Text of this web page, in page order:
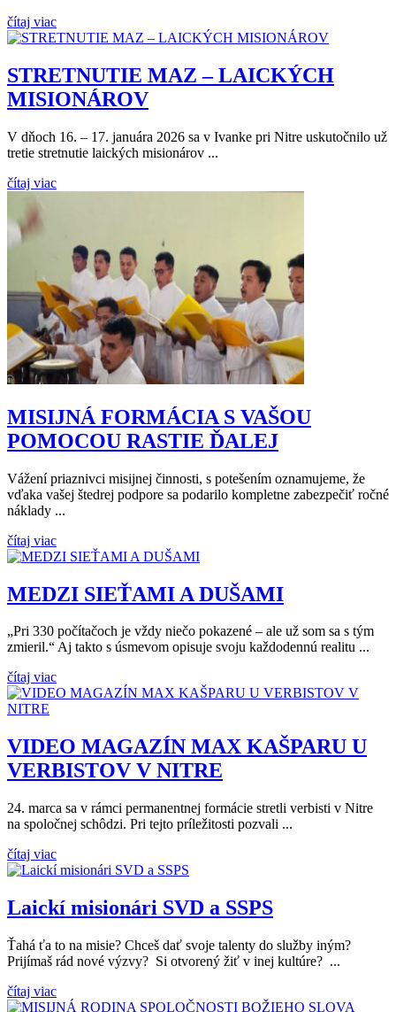
čítaj viac
STRETNUTIE MAZ – LAICKÝCH
MISIONÁROV
V dňoch 16. – 17. januára 2026 sa v Ivanke pri Nitre uskutočnilo už
tretie stretnutie laických misionárov ...
čítaj viac
MISIJNÁ FORMÁCIA S VAŠOU
POMOCOU RASTIE ĎALEJ
Vážení priaznivci misijnej činnosti, s potešením oznamujeme, že
vďaka vašej štedrej podpore sa podarilo kompletne zabezpečiť ročné
náklady ...
čítaj viac
MEDZI SIEŤAMI A DUŠAMI
„Pri 330 počítačoch je vždy niečo pokazené – ale už som sa s tým
zmieril.“ Aj takto s úsmevom opisuje svoju každodennú realitu ...
čítaj viac
VIDEO MAGAZÍN MAX KAŠPARU U
VERBISTOV V NITRE
24. marca sa v rámci permanentnej formácie stretli verbisti v Nitre
na spoločnej schôdzi. Pri tejto príležitosti pozvali ...
čítaj viac
Laickí misionári SVD a SSPS
Ťahá ťa to na misie? Chceš dať svoje talenty do služby iným?
Prijímaš rád nové výzvy? Si otvorený žiť v inej kultúre? ...
čítaj viac